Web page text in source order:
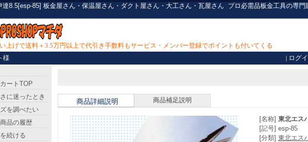
達8.5[esp-85] 板金屋さん・保温屋さん・ダクト屋さん・大工さん・瓦屋さん プロ必需品板金工具の専門
上げで送料＋3.5万円以上で代引き手数料もサービス・メンバー登録でポイントも付いてくる
様
| ログ
商品詳細説明 商品補足説明
[名称] 東北エス
[記号] esp-85
[分類] 東北エス
ートTOP
に迷ったとき
を調べたい
品の履歴
続ける